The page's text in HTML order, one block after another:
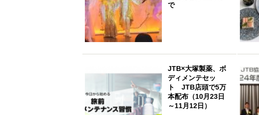
で
JTB×大塚製薬、ボ
ディメンテセッ
ト JTB店頭で5万
本配布（10月23日
～11月12日）